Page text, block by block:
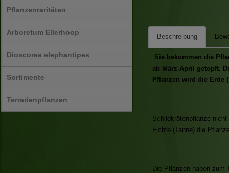
Pflanzenraritäten
Arboretum Ellerhoop
Dioscorea elephantipes
Sortimente
Terrarienpflanzen
Beschreibung
Sie bekommen die
ab März-April getopft.
Pflanzen wird die Erde
Schildkrötenpflanze
Fichte (Tanne) die
Die Pflanzen haben zum